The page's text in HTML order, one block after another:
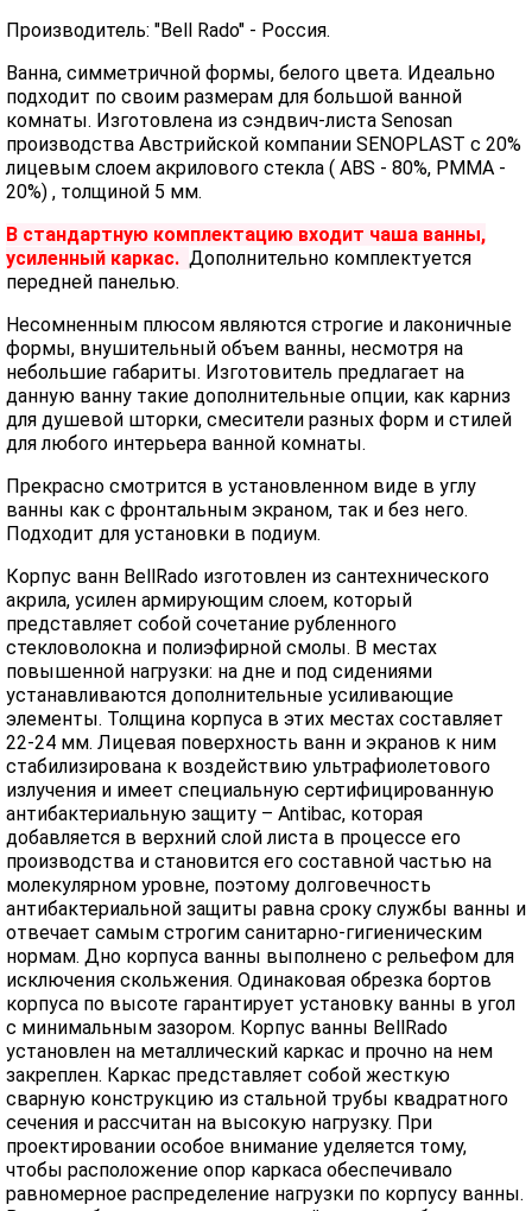
Производитель: "Bell Rado" - Россия.
Ванна, симметричной формы, белого цвета. Идеально
подходит по своим размерам для большой ванной
комнаты. Изготовлена из сэндвич-листа Senosan
производства Австрийской компании SENOPLAST c 20%
лицевым слоем акрилового стекла ( ABS - 80%, PMMA -
20%) , толщиной 5 мм.
В стандартную комплектацию входит чаша ванны,
усиленный каркас. Дополнительно комплектуется
передней панелью.
Несомненным плюсом являются строгие и лаконичные
формы, внушительный объем ванны, несмотря на
небольшие габариты. Изготовитель предлагает на
данную ванну такие дополнительные опции, как карниз
для душевой шторки, смесители разных форм и стилей
для любого интерьера ванной комнаты.
Прекрасно смотрится в установленном виде в углу
ванны как с фронтальным экраном, так и без него.
Подходит для установки в подиум.
Корпус ванн BellRado изготовлен из сантехнического
акрила, усилен армирующим слоем, который
представляет собой сочетание рубленного
стекловолокна и полиэфирной смолы. В местах
повышенной нагрузки: на дне и под сидениями
устанавливаются дополнительные усиливающие
элементы. Толщина корпуса в этих местах составляет
22-24 мм. Лицевая поверхность ванн и экранов к ним
стабилизирована к воздействию ультрафиолетового
излучения и имеет специальную сертифицированную
антибактериальную защиту – Antibac, которая
добавляется в верхний слой листа в процессе его
производства и становится его составной частью на
молекулярном уровне, поэтому долговечность
антибактериальной защиты равна сроку службы ванны и
отвечает самым строгим санитарно-гигиеническим
нормам. Дно корпуса ванны выполнено с рельефом для
исключения скольжения. Одинаковая обрезка бортов
корпуса по высоте гарантирует установку ванны в угол
с минимальным зазором. Корпус ванны BellRado
установлен на металлический каркас и прочно на нем
закреплен. Каркас представляет собой жесткую
сварную конструкцию из стальной трубы квадратного
сечения и рассчитан на высокую нагрузку. При
проектировании особое внимание уделяется тому,
чтобы расположение опор каркаса обеспечивало
равномерное распределение нагрузки по корпусу ванны.